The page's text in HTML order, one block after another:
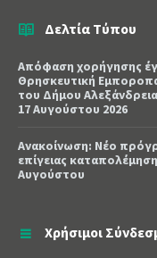
Δελτία Τύπου
Απόφαση χορήγησης
Θρησκευτική
του Δήμου
17 Αυγούστου 2026
Ανακοίνωση: Νέο
επίγειας
Αυγούστου
Χρήσιμοι